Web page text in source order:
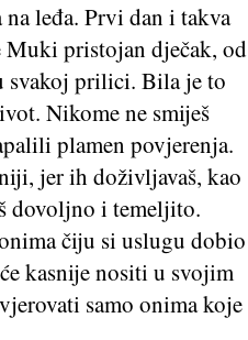
leđa. Prvi dan i takva
Muki pristojan dječak, od
svakoj prilici. Bila je to
Nikome ne smiješ
plamen povjerenja.
jer ih doživljavaš, kao
dovoljno i temeljito.
čiju si uslugu dobio
kasnije nositi u svojim
samo onima koje